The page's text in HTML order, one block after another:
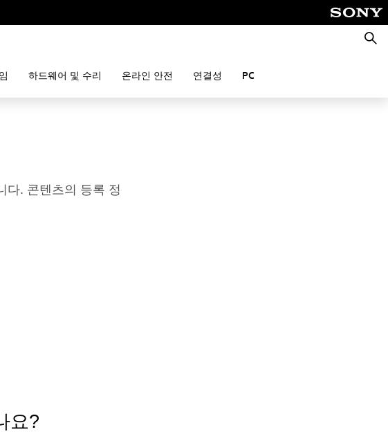
검
색
하드웨어 및 수리 온라인 안전 연결성 PC
다. 콘텐츠의 등록 정
요?